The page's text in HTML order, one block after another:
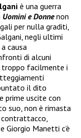
è una guerra
Uomini e Donnenon
per nulla graditi,
negli ultimi
causa
di alcuni
troppo facilmente i
il dito
prime uscite con
suo, non è rimasta
contrattacco,
Giorgio Manetti c’è